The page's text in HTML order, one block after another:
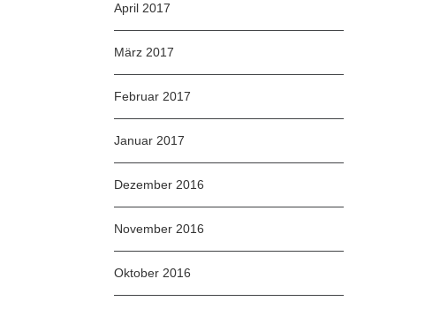
April 2017
März 2017
Februar 2017
Januar 2017
Dezember 2016
November 2016
Oktober 2016